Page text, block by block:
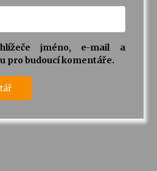
jméno, e-mail a
pro budoucí komentáře.